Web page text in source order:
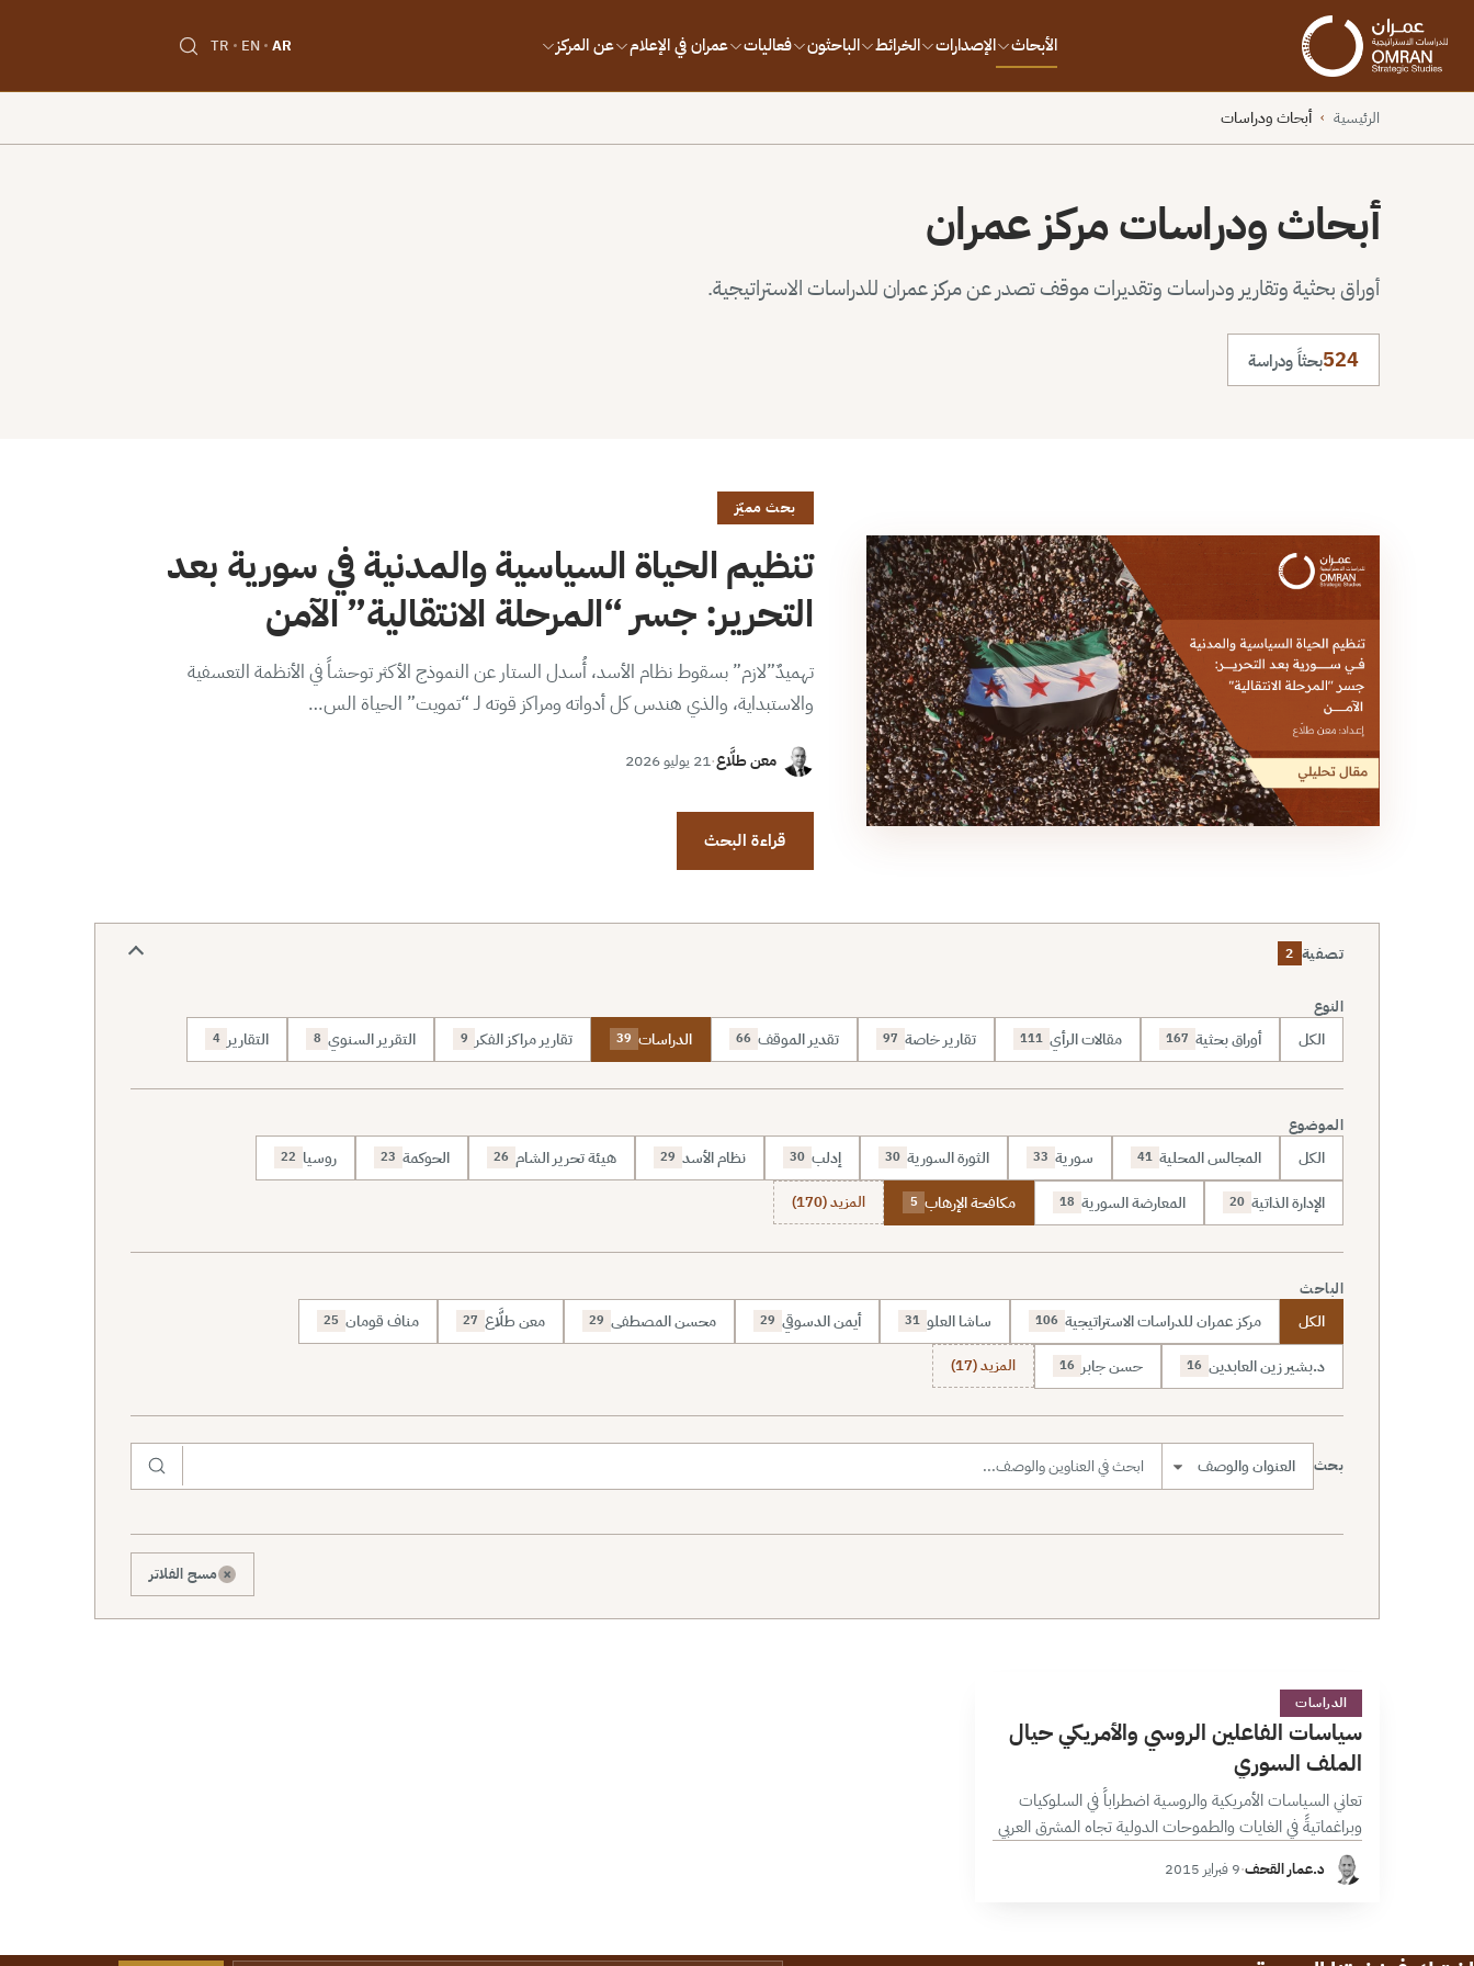
الأبحاث الإصدارات الخرائط الباحثون فعاليات عمران في الإعلام عن المركز AR
EN
TR
الرئيسية › أبحاث ودراسات
أبحاث ودراسات مركز عمران
أوراق بحثية وتقارير ودراسات وتقديرات موقف تصدر عن مركز عمران للدراسات الاستراتيجية.
524بحثاً ودراسة
بحث مميّز
تنظيم الحياة السياسية والمدنية في سورية بعد
التحرير: جسر “المرحلة الانتقالية” الآمن
تهميدٌ”لازم” بسقوط نظام الأسد، أُسدل الستار عن النموذج الأكثر توحشاً في الأنظمة التعسفية
والاستبداية، والذي هندس كل أدواته ومراكز قوته لـ “تمويت” الحياة الس…
معن طلَّاع·21 يوليو 2026
قراءة البحث
تصفية 2
النوع
الكل أوراق بحثية 167 مقالات الرأي 111 تقارير خاصة 97 تقدير الموقف 66 الدراسات 39 تقارير مراكز الفكر 9 التقرير السنوي 8 التقارير 4
الموضوع
الكل المجالس المحلية 41 سورية 33 الثورة السورية 30 إدلب 30 نظام الأسد 29 هيئة تحرير الشام 26 الحوكمة 23 روسيا 22
الإدارة الذاتية 20 المعارضة السورية 18 مكافحة الإرهاب 5 المزيد (170)
الباحث
الكل مركز عمران للدراسات الاستراتيجية 106 ساشا العلو 31 أيمن الدسوقي 29 محسن المصطفى 29 معن طلَّاع 27 مناف قومان 25
د.بشير زين العابدين 16 حسن جابر 16 المزيد (17)
بحث نطاق البحث
× مسح الفلاتر
س1 دقائق
الدراسات
سياسات الفاعلين الروسي والأمريكي حيال
الملف السوري
تعاني السياسات الأمريكية والروسية اضطراباً في السلوكيات
وبراغماتيةً في الغايات والطموحات الدولية تجاه المشرق العربي
بحكم العامل المحلي لكل منهما، وقد أفرزت هذه السياسات
جنباً إلى جنب مع المتغيرات الدخيلة…
د.عمار القحف·9 فبراير 2015